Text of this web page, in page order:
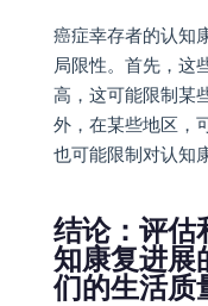
癌症幸存者的认知
局限性。首先，这
高，这可能限制某
外，在某些地区，
也可能限制对认知
结论：评估
知康复进展
们的生活质